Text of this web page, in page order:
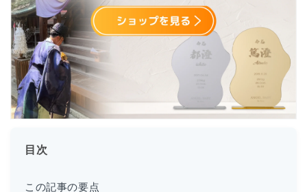
目次
この記事の要点